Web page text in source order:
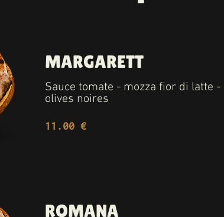
MARGARETT
Sauce tomate - mozza fior di latte -
olives noires
11.00 €
ROMANA